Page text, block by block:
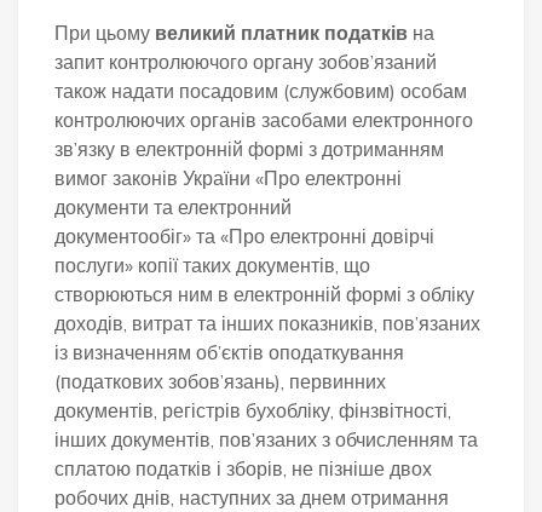
При цьому великий платник податків на
запит контролюючого органу зобов’язаний
також надати посадовим (службовим) особам
контролюючих органів засобами електронного
зв’язку в електронній формі з дотриманням
вимог законів України «Про електронні
документи та електронний
документообіг» та «Про електронні довірчі
послуги» копії таких документів, що
створюються ним в електронній формі з обліку
доходів, витрат та інших показників, пов’язаних
із визначенням об’єктів оподаткування
(податкових зобов’язань), первинних
документів, регістрів бухобліку, фінзвітності,
інших документів, пов’язаних з обчисленням та
сплатою податків і зборів, не пізніше двох
робочих днів, наступних за днем отримання